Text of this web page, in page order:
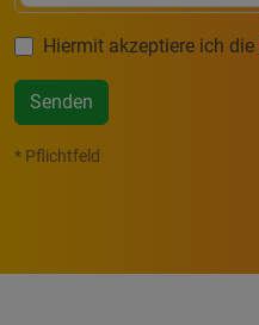
Hiermit akzeptiere ich die
Senden
* Pflichtfeld